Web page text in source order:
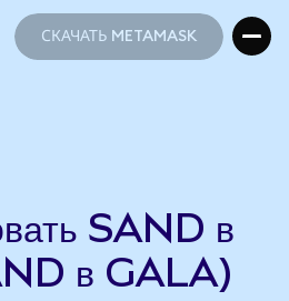
СКАЧАТЬ METAMASK
SAND в
в GALA)